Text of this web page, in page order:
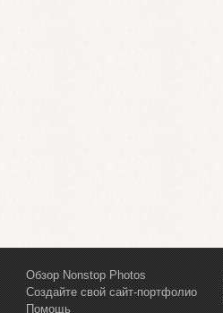
Обзор Nonstop Photos
Создайте свой сайт-портфолио
Помощь